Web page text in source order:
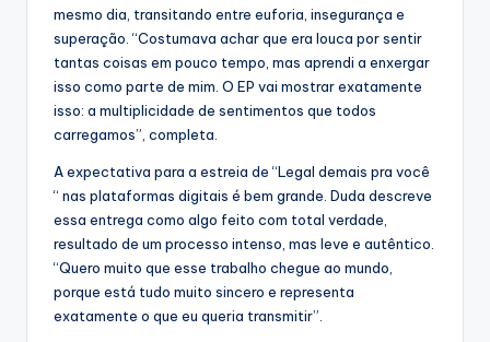
mesmo dia, transitando entre euforia, insegurança e
superação. “Costumava achar que era louca por sentir
tantas coisas em pouco tempo, mas aprendi a enxergar
isso como parte de mim. O EP vai mostrar exatamente
isso: a multiplicidade de sentimentos que todos
carregamos”, completa.
A expectativa para a estreia de “Legal demais pra você
“ nas plataformas digitais é bem grande. Duda descreve
essa entrega como algo feito com total verdade,
resultado de um processo intenso, mas leve e autêntico.
“Quero muito que esse trabalho chegue ao mundo,
porque está tudo muito sincero e representa
exatamente o que eu queria transmitir”.